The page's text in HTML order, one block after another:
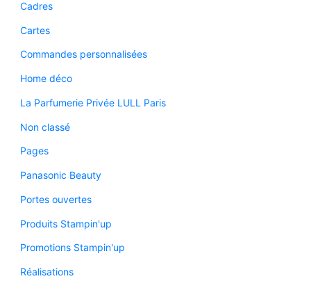
Cadres
Cartes
Commandes personnalisées
Home déco
La Parfumerie Privée LULL Paris
Non classé
Pages
Panasonic Beauty
Portes ouvertes
Produits Stampin'up
Promotions Stampin'up
Réalisations